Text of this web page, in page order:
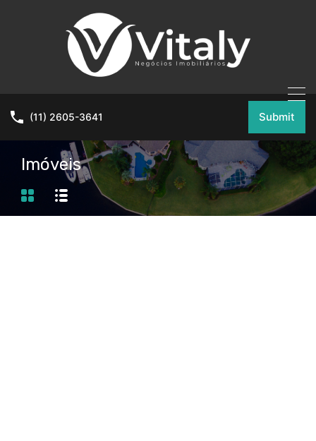
(11) 2605-3641 Submit
Imóveis